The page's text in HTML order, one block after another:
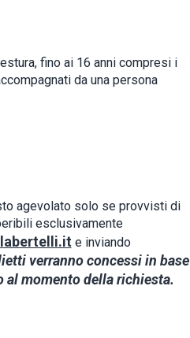
fino ai 16 anni compresi i
da una persona
agevolato solo se provvisti di
esclusivamente
e inviando
verranno concessi in base
momento della richiesta.